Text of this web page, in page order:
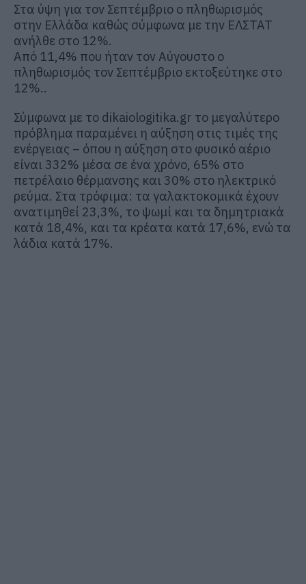
Στα ύψη για τον Σεπτέμβριο ο πληθωρισμός
στην Ελλάδα καθώς σύμφωνα με την ΕΛΣΤΑΤ
ανήλθε στο 12%.
Από 11,4% που ήταν τον Αύγουστο ο
πληθωρισμός τον Σεπτέμβριο εκτοξεύτηκε στο
12%..
Σύμφωνα με το dikaiologitika.gr το μεγαλύτερο
πρόβλημα παραμένει η αύξηση στις τιμές της
ενέργειας – όπου η αύξηση στο φυσικό αέριο
είναι 332% μέσα σε ένα χρόνο, 65% στο
πετρέλαιο θέρμανσης και 30% στο ηλεκτρικό
ρεύμα. Στα τρόφιμα: τα γαλακτοκομικά έχουν
ανατιμηθεί 23,3%, το ψωμί και τα δημητριακά
κατά 18,4%, και τα κρέατα κατά 17,6%, ενώ τα
λάδια κατά 17%.